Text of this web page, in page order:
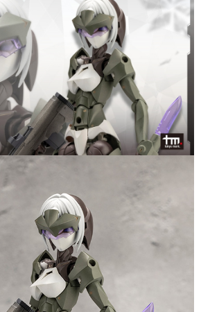
股份有限公司」（以下簡稱本公司）所提供，讓
務購買商品或服務，並由商店將買賣／分期付款
，依約使用本公司帳單繳交帳款。
付你分期」之契約關係目的，商店將以您的個人
址）提供予台灣大哥大進項蒐集、處理及利用，
帳單所需資料之確認、核對及更正。
閱以下連結：https://oppay.tw/userRule
含以上)免運費
)
含以上)免運費
含以上)免運費
含以上)免運費
物袋取貨唷。